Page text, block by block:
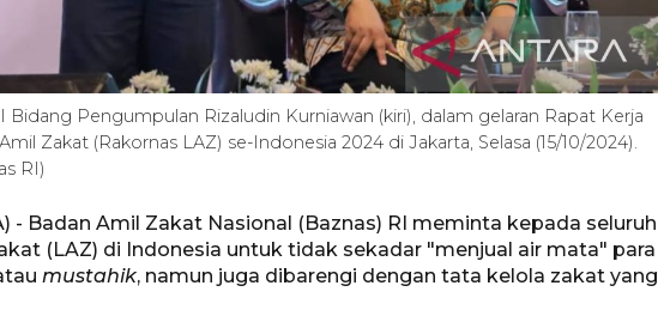
Bidang Pengumpulan Rizaludin Kurniawan (kiri), dalam gelaran Rapat Kerja
Zakat (Rakornas LAZ) se-Indonesia 2024 di Jakarta, Selasa (15/10/2024).
RI)
- Badan Amil Zakat Nasional (Baznas) RI meminta kepada seluruh
(LAZ) di Indonesia untuk tidak sekadar "menjual air mata" para
mustahik, namun juga dibarengi dengan tata kelola zakat yang